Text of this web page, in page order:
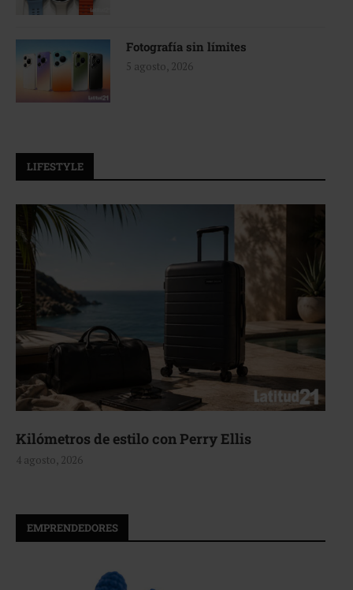
Fotografía sin límites
5 agosto, 2026
LIFESTYLE
Aerie, texturas que fluyen
4 agosto, 2026
EMPRENDEDORES